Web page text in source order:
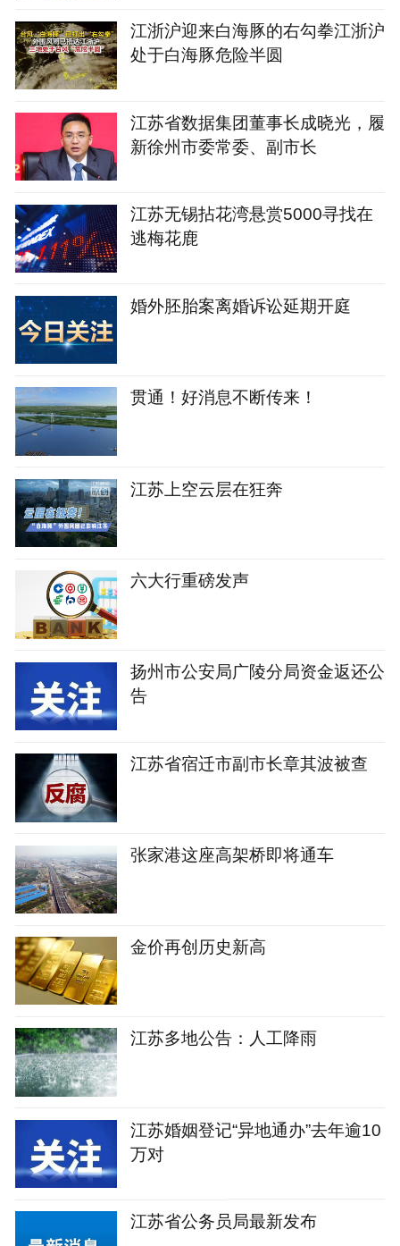
江浙沪迎来白海豚的右勾拳江浙沪
处于白海豚危险半圆
江苏省数据集团董事长成晓光，履
新徐州市委常委、副市长
江苏无锡拈花湾悬赏5000寻找在
逃梅花鹿
婚外胚胎案离婚诉讼延期开庭
贯通！好消息不断传来！
江苏上空云层在狂奔
六大行重磅发声
扬州市公安局广陵分局资金返还公
告
江苏省宿迁市副市长章其波被查
张家港这座高架桥即将通车
金价再创历史新高
江苏多地公告：人工降雨
江苏婚姻登记“异地通办”去年逾10
万对
江苏省公务员局最新发布